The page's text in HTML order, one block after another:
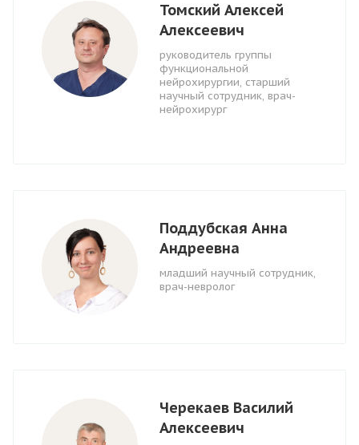
Томский Алексей
Алексеевич
руководитель группы
функциональной
нейрохирургии, старший
научный сотрудник, врач-
нейрохирург
Поддубская Анна
Андреевна
младший научный сотрудник,
врач-невролог
Черекаев Василий
Алексеевич